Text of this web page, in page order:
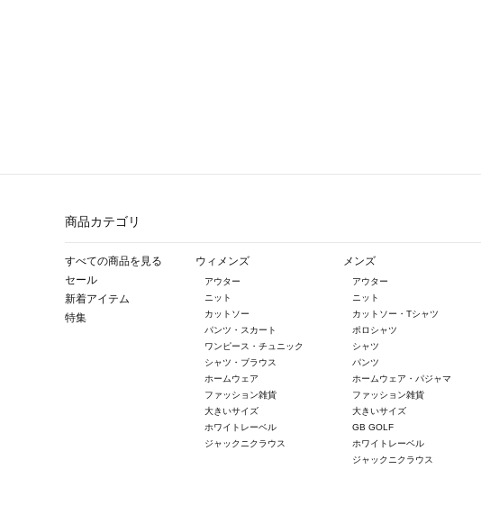
商品カテゴリ
すべての商品を見る
セール
新着アイテム
特集
ウィメンズ
アウター
ニット
カットソー
パンツ・スカート
ワンピース・チュニック
シャツ・ブラウス
ホームウェア
ファッション雑貨
大きいサイズ
ホワイトレーベル
ジャックニクラウス
メンズ
アウター
ニット
カットソー・Tシャツ
ポロシャツ
シャツ
パンツ
ホームウェア・パジャマ
ファッション雑貨
大きいサイズ
GB GOLF
ホワイトレーベル
ジャックニクラウス